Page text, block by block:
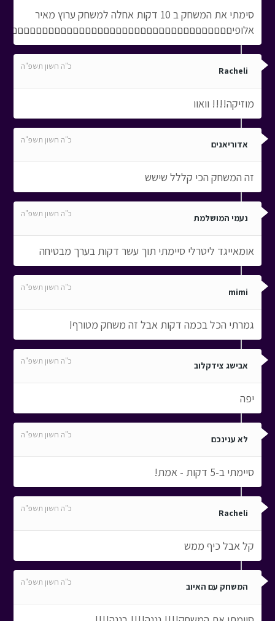
סימתי את המשחק ב 10 דקות אחלה למשחק ערוץ מאיר
Racheli כ"ה חשון תשפ"ה
מוזיקה!!!! וואוו
אדוריאנים כ"ה חשון תשפ"ה
זה המשחק הכי קללל שישש
נעמי המושלמת כ"ה חשון תשפ"ה
אומאייגד ליטרלי סיימתי תוך עשר דקות בערך מבטיחה
mimi כ"ה חשון תשפ"ה
גמרתי הכל בכמה דקות אבל זה משחק מטורף!
אבישג צידקלוב כ"ה חשון תשפ"ה
יפה
לא ענינכם כ"ה חשון תשפ"ה
סיימתי ב-5 דקות - אמת!
Racheli כ"ה חשון תשפ"ה
קל אבל כיף ממש
המשחק עם האיוב כ"ה חשון תשפ"ה